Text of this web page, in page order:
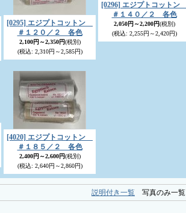
[0295] エジプトコットン
＃１２０／２ 各色
2,100円～2,350円(税別)
(税込: 2,310円～2,585円)
[0296] エジプトコットン
＃１４０／２ 各色
2,050円～2,200円(税別)
(税込: 2,255円～2,420円)
[4020] エジプトコットン
＃１８５／２ 各色
2,400円～2,600円(税別)
(税込: 2,640円～2,860円)
説明付き一覧 写真のみ一覧